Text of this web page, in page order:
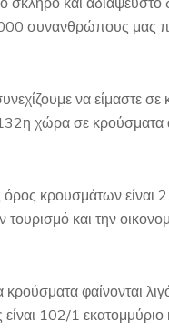
συνανθρώπους
να είμαστε
χώρα σε
κρουσμάτων είναι
και την
φαίνονται
102/1 εκατομμύριο